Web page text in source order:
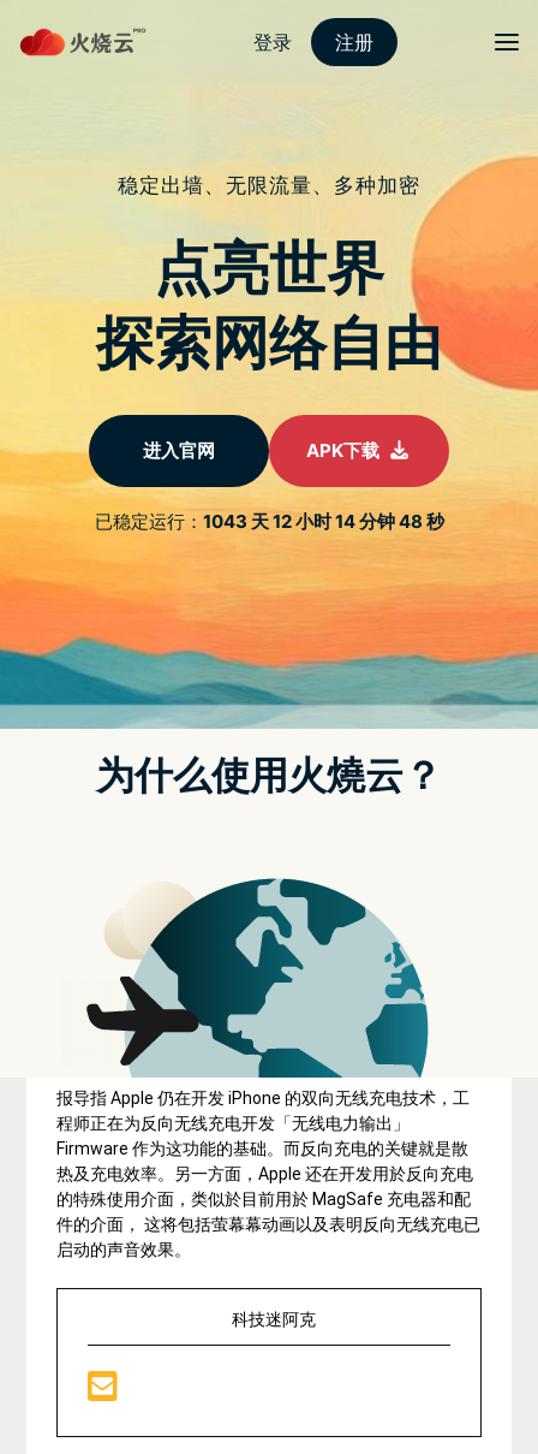
Menu
苹果正为 iPhone 加入反向充电功能 散
热及效率成关键
2023 年 2 月 7 日
早在 iPhone 12 推出之前，外界曾预测苹果会引入反向充
工程师仍在继续为双向无线充电努力。
其实自 iPhone 12 以来，iPhone 就已具备反向无线充电
所需的「部分硬体」，MagSafe Battery Pack 也是很好
的证明，只要透过 Lightning 连接 iPhone 即可反向充电。
反向充电对 AirPods 来说，只需将它们放置於 iPhone 背
面即可充电，将是非常有用的功能。
报导指 Apple 仍在开发 iPhone 的双向无线充电技术，工
程师正在为反向无线充电开发「无线电力输出」
Firmware 作为这功能的基础。而反向充电的关键就是散
热及充电效率。另一方面，Apple 还在开发用於反向充电
的特殊使用介面，类似於目前用於 MagSafe 充电器和配
件的介面， 这将包括萤幕幕动画以及表明反向无线充电已
启动的声音效果。
科技迷阿克